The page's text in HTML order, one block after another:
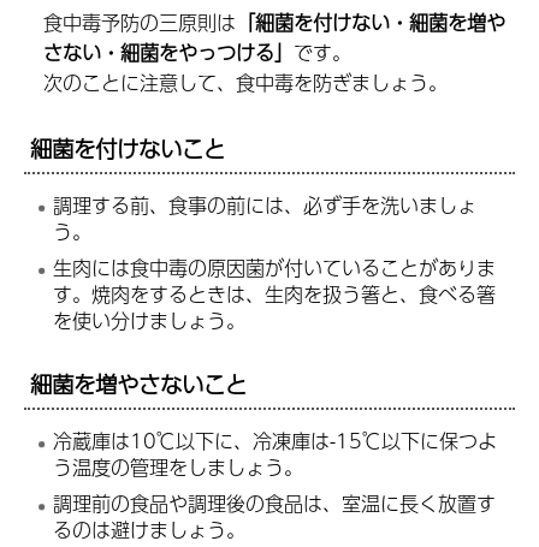
食中毒予防の三原則は 「細菌を付けない・細菌を増や
さない・細菌をやっつける」 です。
次のことに注意して、食中毒を防ぎましょう。
細菌を付けないこと
調理する前、食事の前には、必ず手を洗いましょ
う。
生肉には食中毒の原因菌が付いていることがありま
す。焼肉をするときは、生肉を扱う箸と、食べる箸
を使い分けましょう。
細菌を増やさないこと
冷蔵庫は10℃以下に、冷凍庫は-15℃以下に保つよ
う温度の管理をしましょう。
調理前の食品や調理後の食品は、室温に長く放置す
るのは避けましょう。